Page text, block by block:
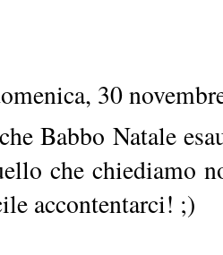
30
Babbo Natale
che chiediamo
accontentarci! ;)